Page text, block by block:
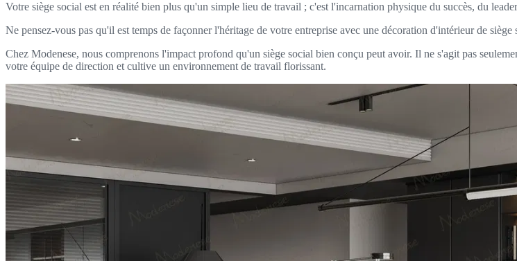
Votre siège social est en réalité bien plus qu'un simple lieu de travail ; c'est l'incarnation physique du succès, du
Ne pensez-vous pas qu'il est temps de façonner l'héritage de votre entreprise avec une décoration d'intérieur de siège
Chez Modenese, nous comprenons l'impact profond qu'un siège social bien conçu peut avoir. Il ne s'agit pas
votre équipe de direction et cultive un environnement de travail florissant.